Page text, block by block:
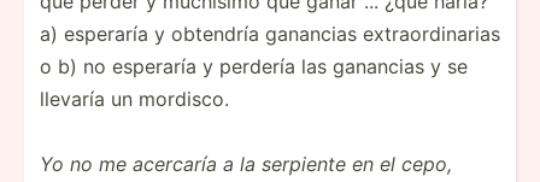
a) esperaría y obtendría ganancias extraordinarias
o b) no esperaría y perdería las ganancias y se
llevaría un mordisco.
Yo no me acercaría a la serpiente en el cepo,